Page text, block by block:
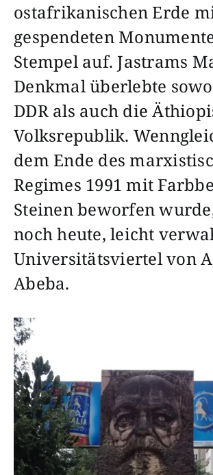
ostafrikanischen Erde
gespendeten
Stempel auf. Jastrams
Denkmal überlebte
DDR als auch die
Volksrepublik.
dem Ende des
Regimes 1991 mit
Steinen beworfen
noch heute, leicht
Universitätsviertel von
Abeba.